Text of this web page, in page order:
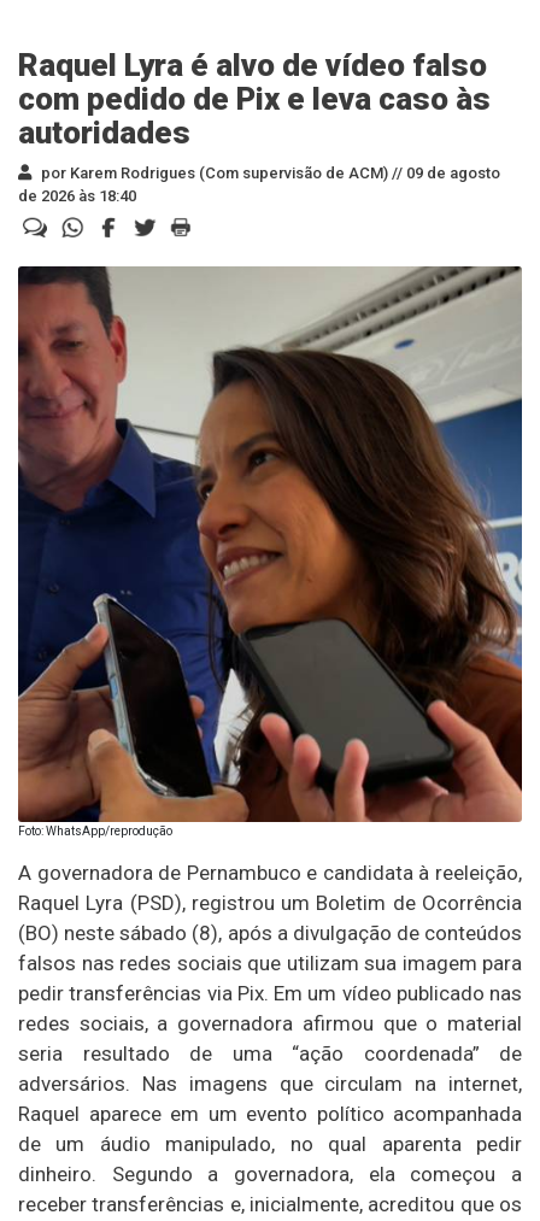
Raquel Lyra é alvo de vídeo falso
com pedido de Pix e leva caso às
autoridades
por Karem Rodrigues (Com supervisão de ACM) // 09 de agosto
de 2026 às 18:40
Foto: WhatsApp/reprodução
A governadora de Pernambuco e candidata à reeleição,
Raquel Lyra (PSD), registrou um Boletim de Ocorrência
(BO) neste sábado (8), após a divulgação de conteúdos
falsos nas redes sociais que utilizam sua imagem para
pedir transferências via Pix. Em um vídeo publicado nas
redes sociais, a governadora afirmou que o material
seria resultado de uma “ação coordenada” de
adversários. Nas imagens que circulam na internet,
Raquel aparece em um evento político acompanhada
de um áudio manipulado, no qual aparenta pedir
dinheiro. Segundo a governadora, ela começou a
receber transferências e, inicialmente, acreditou que os